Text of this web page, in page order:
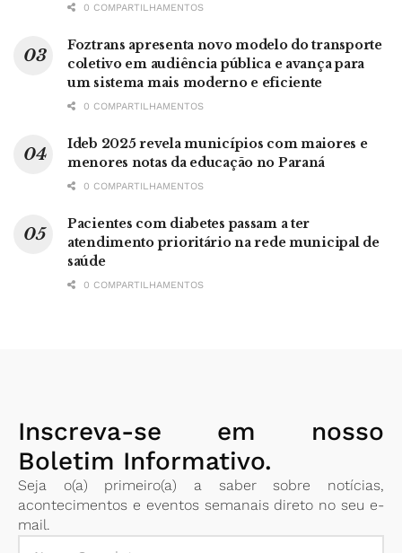
0 COMPARTILHAMENTOS
Foztrans apresenta novo modelo do transporte
coletivo em audiência pública e avança para
um sistema mais moderno e eficiente
0 COMPARTILHAMENTOS
Ideb 2025 revela municípios com maiores e
menores notas da educação no Paraná
0 COMPARTILHAMENTOS
Pacientes com diabetes passam a ter
atendimento prioritário na rede municipal de
saúde
0 COMPARTILHAMENTOS
Inscreva-se em nosso
Boletim Informativo.
Seja o(a) primeiro(a) a saber sobre notícias,
acontecimentos e eventos semanais direto no seu e-
mail.